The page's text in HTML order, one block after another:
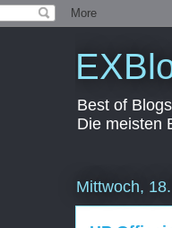
Best of
Die meisten
Mittwoch,